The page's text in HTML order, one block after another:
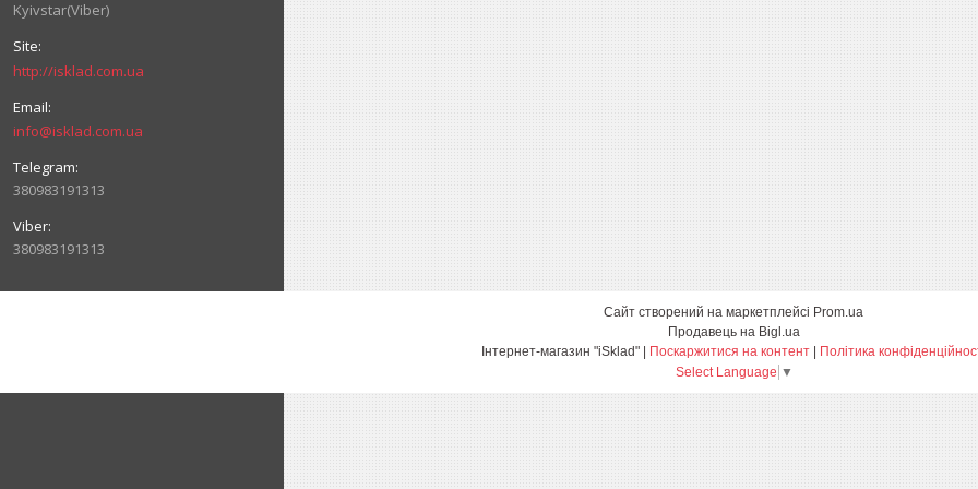
Kyivstar(Viber)
http://isklad.com.ua
info@isklad.com.ua
380983191313
380983191313
Сайт створений на маркетплейсі Prom.ua
Продавець на Bigl.ua
Поскаржитися на контент
Політика
Select Language ▼